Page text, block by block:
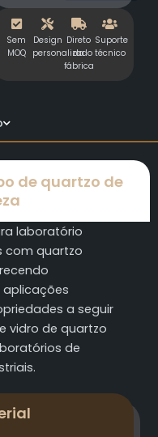
Sem
MOQ
Design
personalizado
Direto
da
fábrica
Suporte
técnico
de quartzo de
laboratório
com quartzo
a seguir
vidro de quartzo
de